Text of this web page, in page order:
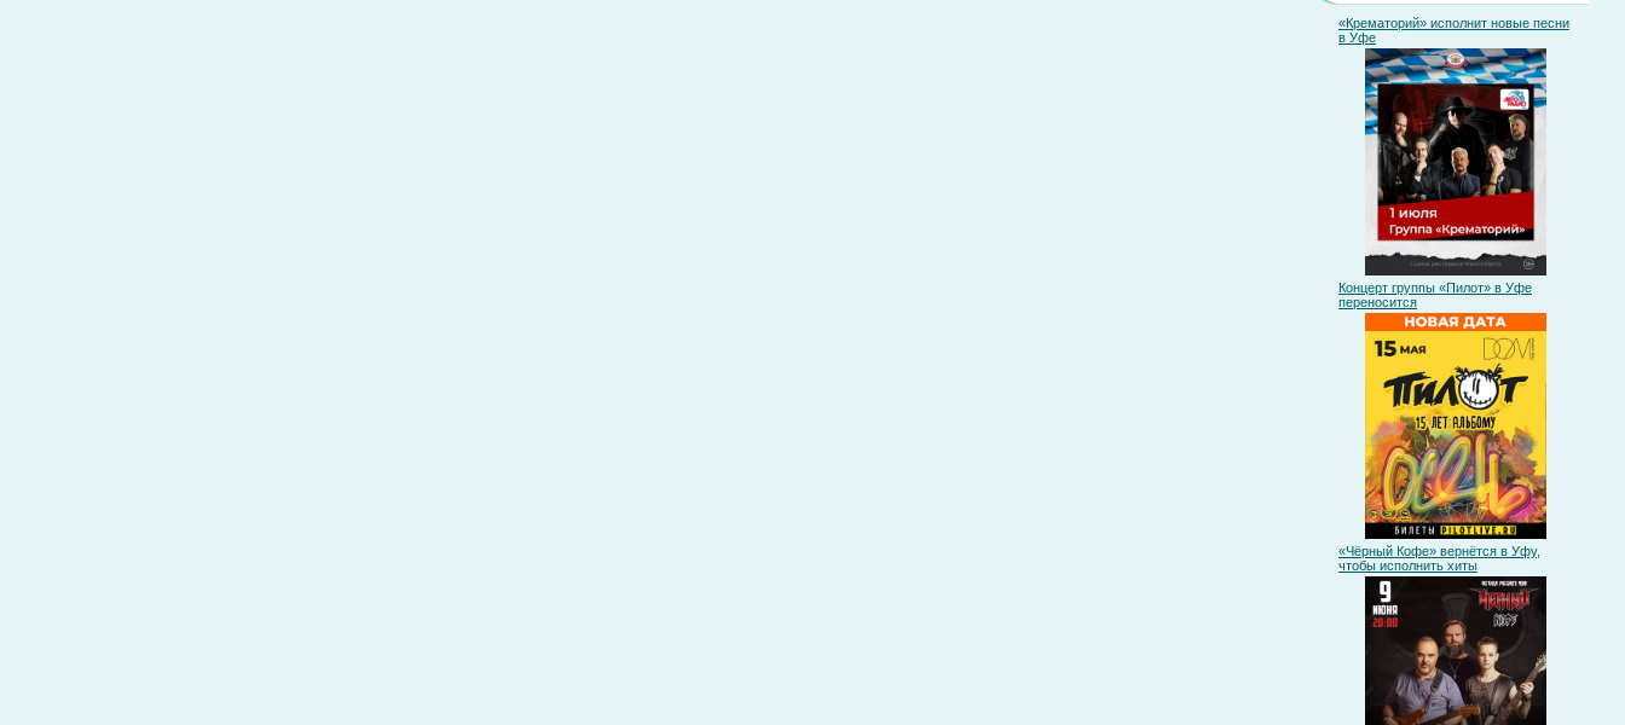
«Крематорий» исполнит новые песни
в Уфе
Концерт группы «Пилот» в Уфе
переносится
«Чёрный Кофе» вернётся в Уфу,
чтобы исполнить хиты